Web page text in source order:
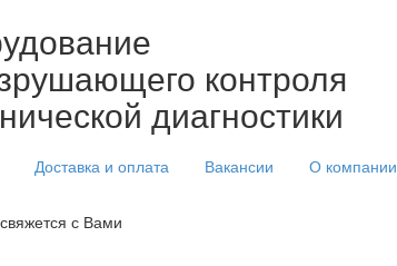
контроля
диагностики
Доставка и оплата Вакансии О компании
с Вами